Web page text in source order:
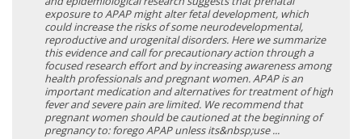
exposure to APAP might alter fetal development, which
could increase the risks of some neurodevelopmental,
reproductive and urogenital disorders. Here we summarize
this evidence and call for precautionary action through a
focused research effort and by increasing awareness among
health professionals and pregnant women. APAP is an
important medication and alternatives for treatment of high
fever and severe pain are limited. We recommend that
pregnant women should be cautioned at the beginning of
pregnancy to: forego APAP unless its&nbsp;use ...